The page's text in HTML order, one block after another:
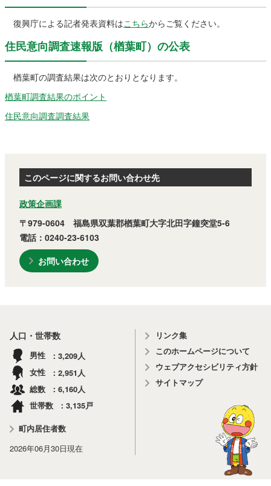
復興庁による記者発表資料はこちらからご覧ください。
住民意向調査速報版（楢葉町）の公表
楢葉町の調査結果は次のとおりとなります。
楢葉町調査結果のポイント
住民意向調査調査結果
このページに関するお問い合わせ先
政策企画課
〒979-0604 福島県双葉郡楢葉町大字北田字鐘突堂5-6
電話：0240-23-6103
お問い合わせ
人口・世帯数
男性 3,209 人
女性
2,951 人
総数
6,160人
世帯数
3,135戸
町内居住者数
2026年06月30日現在
リンク集
このホームページについて
ウェブアクセシビリティ方針
サイトマップ